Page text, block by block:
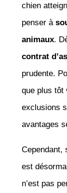
chien
penser à
animaux.
contrat
prudente.
que plus tôt
exclusions
avantages
Cependant,
est
n’est pas